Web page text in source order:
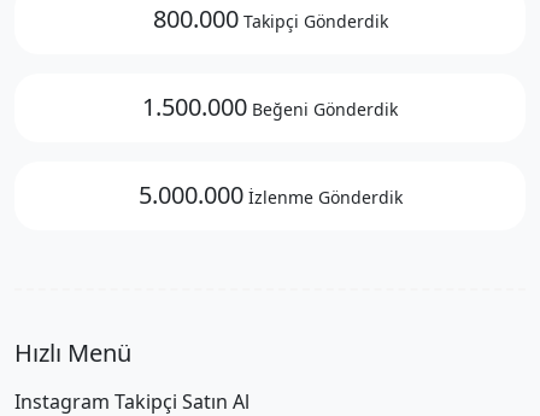
800.000 Takipçi Gönderdik
1.500.000 Beğeni Gönderdik
5.000.000 İzlenme Gönderdik
Hızlı Menü
Instagram Takipçi Satın Al